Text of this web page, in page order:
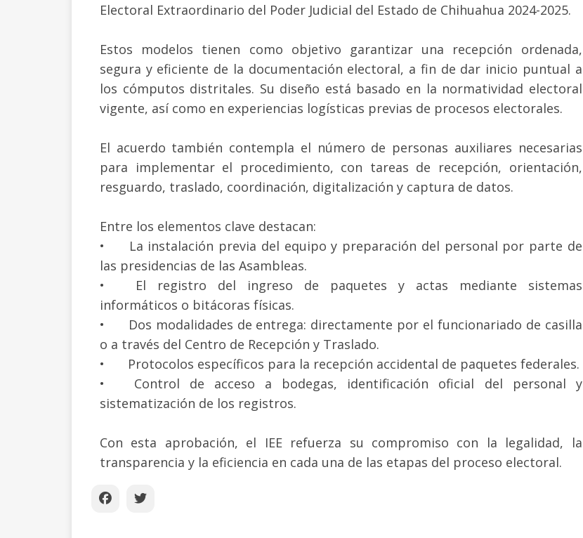
Electoral Extraordinario del Poder Judicial del Estado de Chihuahua 2024-2025.
Estos modelos tienen como objetivo garantizar una recepción ordenada,
segura y eficiente de la documentación electoral, a fin de dar inicio puntual a
los cómputos distritales. Su diseño está basado en la normatividad electoral
vigente, así como en experiencias logísticas previas de procesos electorales.
El acuerdo también contempla el número de personas auxiliares necesarias
para implementar el procedimiento, con tareas de recepción, orientación,
resguardo, traslado, coordinación, digitalización y captura de datos.
Entre los elementos clave destacan:
•
La instalación previa del equipo y preparación del personal por parte de
las presidencias de las Asambleas.
•
El registro del ingreso de paquetes y actas mediante sistemas
informáticos o bitácoras físicas.
•
Dos modalidades de entrega: directamente por el funcionariado de casilla
o a través del Centro de Recepción y Traslado.
•
Protocolos específicos para la recepción accidental de paquetes federales.
•
Control de acceso a bodegas, identificación oficial del personal y
sistematización de los registros.
Con esta aprobación, el IEE refuerza su compromiso con la legalidad, la
transparencia y la eficiencia en cada una de las etapas del proceso electoral.